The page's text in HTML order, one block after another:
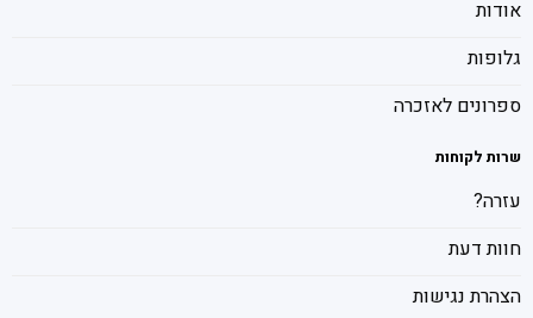
אודות
גלופות
ספרונים לאזכרה
שרות לקוחות
עזרה?
חוות דעת
הצהרת נגישות